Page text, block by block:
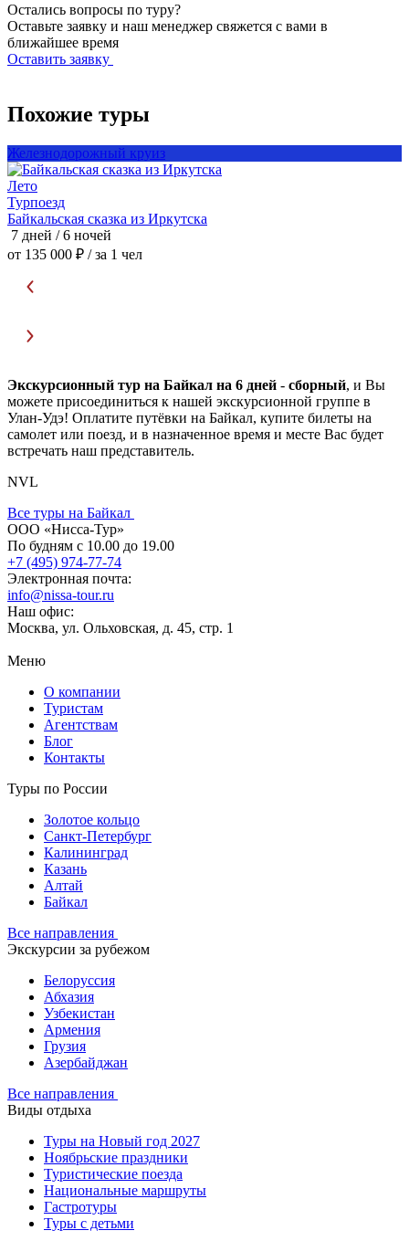
Остались вопросы по туру?
Оставьте заявку и наш менеджер свяжется с вами в
ближайшее время
Оставить заявку
Похожие туры
Железнодорожный круиз
Лето
Турпоезд
Байкальская сказка из Иркутска
7 дней / 6 ночей
от 135 000 ₽ / за 1 чел
Экскурсионный тур на Байкал на 6 дней - сборный, и Вы
можете присоединиться к нашей экскурсионной группе в
Улан-Удэ! Оплатите путёвки на Байкал, купите билеты на
самолет или поезд, и в назначенное время и месте Вас будет
встречать наш представитель.
NVL
Все туры на Байкал
ООО «Нисса-Тур»
По будням с 10.00 до 19.00
+7 (495) 974-77-74
Электронная почта:
info@nissa-tour.ru
Наш офис:
Москва, ул. Ольховская, д. 45, стр. 1
Меню
О компании
Туристам
Агентствам
Блог
Контакты
Туры по России
Золотое кольцо
Санкт-Петербург
Калининград
Казань
Алтай
Байкал
Все направления
Экскурсии за рубежом
Белоруссия
Абхазия
Узбекистан
Армения
Грузия
Азербайджан
Все направления
Виды отдыха
Туры на Новый год 2027
Ноябрьские праздники
Туристические поезда
Национальные маршруты
Гастротуры
Туры с детьми